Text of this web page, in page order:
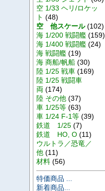
空 1/33 ヘリ/ロケッ
ト (48)
空 他スケール(102)
海 1/200 戦闘艦(159)
海 1/400 戦闘艦(24)
海 戦闘艦(19)
海 商船/帆船(30)
陸 1/25 戦車(169)
陸 1/25 戦闘車
両 (174)
陸 その他(37)
車 1/25等(63)
車 1/24 F-1等(39)
鉄道 1/25(7)
鉄道 HO, O(11)
ウルトラ／恐竜／
他(11)
材料(56)
特価商品 ...
新着商品...